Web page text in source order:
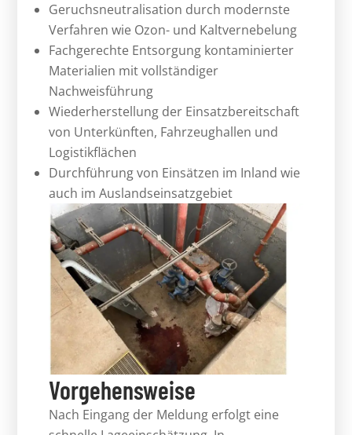
Geruchsneutralisation durch modernste
Verfahren wie Ozon- und Kaltvernebelung
Fachgerechte Entsorgung kontaminierter
Materialien mit vollständiger
Nachweisführung
Wiederherstellung der Einsatzbereitschaft
von Unterkünften, Fahrzeughallen und
Logistikflächen
Durchführung von Einsätzen im Inland wie
auch im Auslandseinsatzgebiet
Vorgehensweise
Nach Eingang der Meldung erfolgt eine